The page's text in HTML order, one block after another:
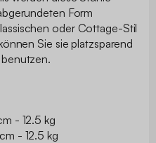
Form
oder Cottage-Stil
Sie sie platzsparend
- 12.5 kg
- 12.5 kg